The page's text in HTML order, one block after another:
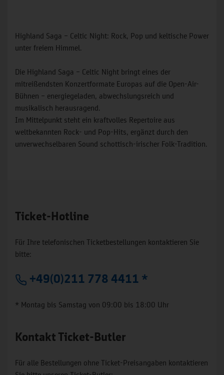
Highland Saga – Celtic Night: Rock, Pop und keltische Power
unter freiem Himmel.
Die Highland Saga – Celtic Night bringt eines der
mitreißendsten Konzertformate Europas auf die Open-Air-
Bühnen – energiegeladen, abwechslungsreich und
musikalisch herausragend.
Im Mittelpunkt steht ein kraftvolles Repertoire aus
weltbekannten Rock- und Pop-Hits, ergänzt durch den
unverwechselbaren Sound schottisch-irischer Folk-Tradition.
Ticket-Hotline
Für Ihre telefonischen Ticketbestellungen kontaktieren Sie
bitte:
+49(0)211 778 4411 *
* Montag bis Samstag von 09:00 bis 18:00 Uhr
Kontakt Ticket-Butler
Für alle Bestellungen ohne Ticket-Preisangaben kontaktieren